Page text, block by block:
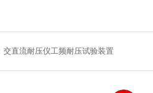
交直流耐压仪工频耐压试验装置